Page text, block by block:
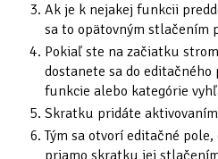
Ak je k nejakej funkcii
sa to opätovným stlačením
Pokiaľ ste na začiatku
dostanete sa do
funkcie alebo kategórie
Skratku pridáte
Tým sa otvorí editačné